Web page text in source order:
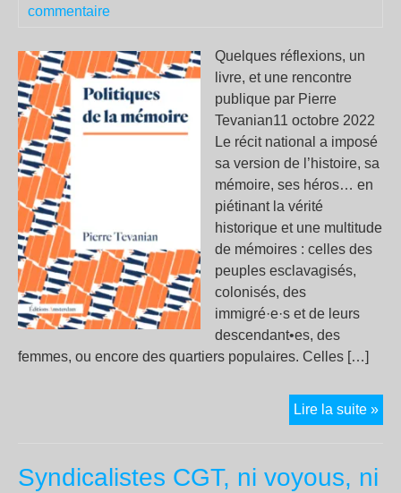
commentaire
Quelques réflexions, un
livre, et une rencontre
publique par Pierre
Tevanian11 octobre 2022
Le récit national a imposé
sa version de l’histoire, sa
mémoire, ses héros… en
piétinant la vérité
historique et une multitude
de mémoires : celles des
peuples esclavagisés,
colonisés, des
immigré·e·s et de leurs
descendant•es, des
femmes, ou encore des quartiers populaires. Celles […]
Lire la suite »
de
Syndicalistes CGT, ni voyous, ni